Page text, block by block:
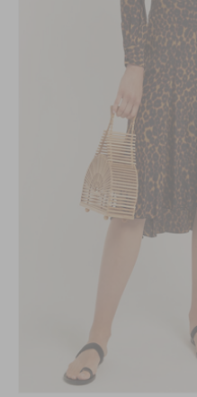
MODE,
Inspirations,
aux